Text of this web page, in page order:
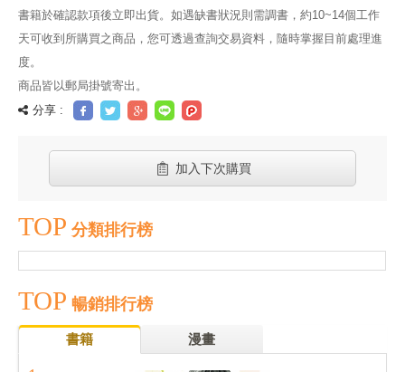
書籍於確認款項後立即出貨。如遇缺書狀況則需調書，約10~14個工作
天可收到所購買之商品，您可透過查詢交易資料，隨時掌握目前處理進
度。
商品皆以郵局掛號寄出。
分享 :
加入下次購買
TOP 分類排行榜
TOP 暢銷排行榜
書籍 漫畫